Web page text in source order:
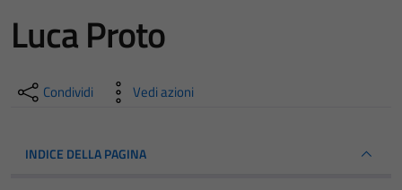
Luca Proto
Condividi Vedi azioni
INDICE DELLA PAGINA